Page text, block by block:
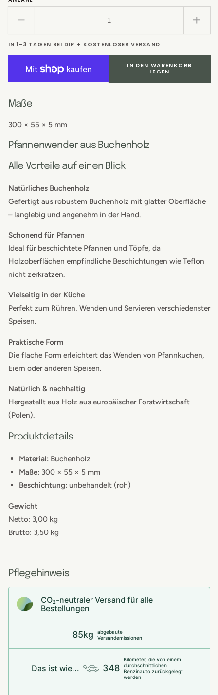
die
Menge
für
Pfannenwender
die
für
IN 1-3 TAGEN BEI DIR + KOSTENLOSER VERSAND
IN DEN WARENKORB
LEGEN
Maße
300 × 55 × 5 mm
Pfannenwender aus Buchenholz
Alle Vorteile auf einen Blick
Natürliches Buchenholz
Gefertigt aus robustem Buchenholz mit glatter Oberfläche
– langlebig und angenehm in der Hand.
Schonend für Pfannen
Ideal für beschichtete Pfannen und Töpfe, da
Holzoberflächen empfindliche Beschichtungen wie Teflon
nicht zerkratzen.
Vielseitig in der Küche
Perfekt zum Rühren, Wenden und Servieren verschiedenster
Speisen.
Praktische Form
Die flache Form erleichtert das Wenden von Pfannkuchen,
Eiern oder anderen Speisen.
Natürlich & nachhaltig
Hergestellt aus Holz aus europäischer Forstwirtschaft
(Polen).
Produktdetails
Material:Buchenholz
Maße:300 × 55 × 5 mm
Beschichtung:unbehandelt (roh)
Gewicht
Netto: 3,00 kg
Brutto: 3,50 kg
Pflegehinweis
CO₂-neu­t­raler Versand für alle
Bestellungen
85kg
abgebaute
Versandemissionen
Das ist wie... 348
Kilometer, die von einem
durchschnittlichen
Benzinauto zurückgelegt
werden